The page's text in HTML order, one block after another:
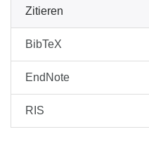
Zitieren
BibTeX
EndNote
RIS